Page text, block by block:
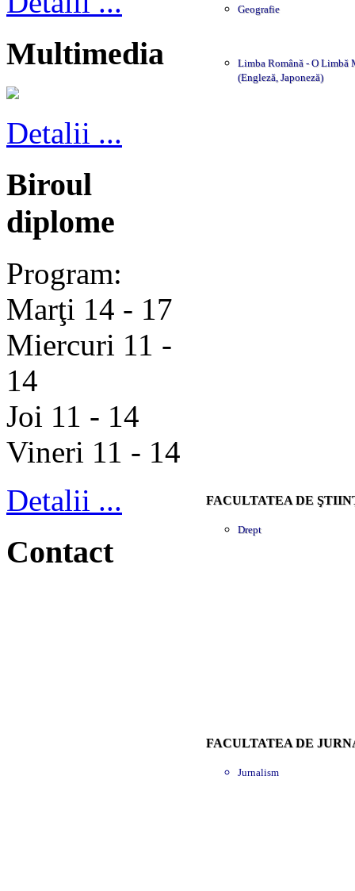
Geografie
Limba Română - O Limbă
(Engleză, Japoneză)
FACULTATEA DE
Drept
FACULTATEA DE
Jurnalism
Multimedia
Detalii ...
Biroul
diplome
Program:
Marţi 14 - 17
Miercuri 11 -
14
Joi 11 - 14
Vineri 11 - 14
Detalii ...
Contact